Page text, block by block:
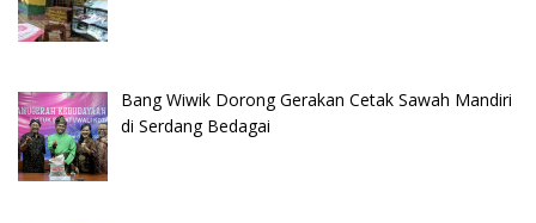
Bang Wiwik Dorong Gerakan Cetak Sawah Mandiri
di Serdang Bedagai